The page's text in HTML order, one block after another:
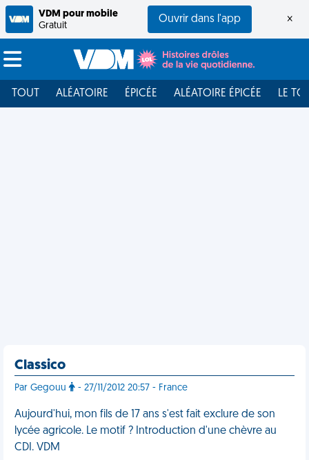
VDM pour mobile
Gratuit
Ouvrir dans l'app ×
TOUT ALÉATOIRE ÉPICÉE ALÉATOIRE ÉPICÉE LE
Classico
Par Gegouu - 27/11/2012 20:57 - France
Aujourd'hui, mon fils de 17 ans s'est fait exclure de son
lycée agricole. Le motif ? Introduction d'une chèvre au
CDI. VDM